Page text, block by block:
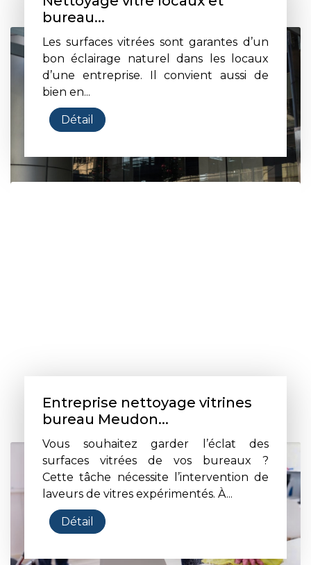
bureau...
Les surfaces vitrées sont garantes d’un
bon éclairage naturel dans les locaux
d’une entreprise. Il convient aussi de
bien en...
Détail
Entreprise nettoyage vitrines
bureau Meudon...
Vous souhaitez garder l’éclat des
surfaces vitrées de vos bureaux ?
Cette tâche nécessite l’intervention de
laveurs de vitres expérimentés. À...
Détail